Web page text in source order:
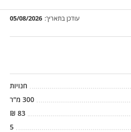
עודכן בתאריך: 05/08/2026
חנויות
300 מ"ר
83
₪
5